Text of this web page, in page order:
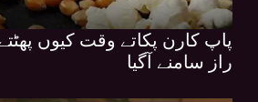
پاپ کارن پکاتے وقت کیوں
راز سامنے آگیا